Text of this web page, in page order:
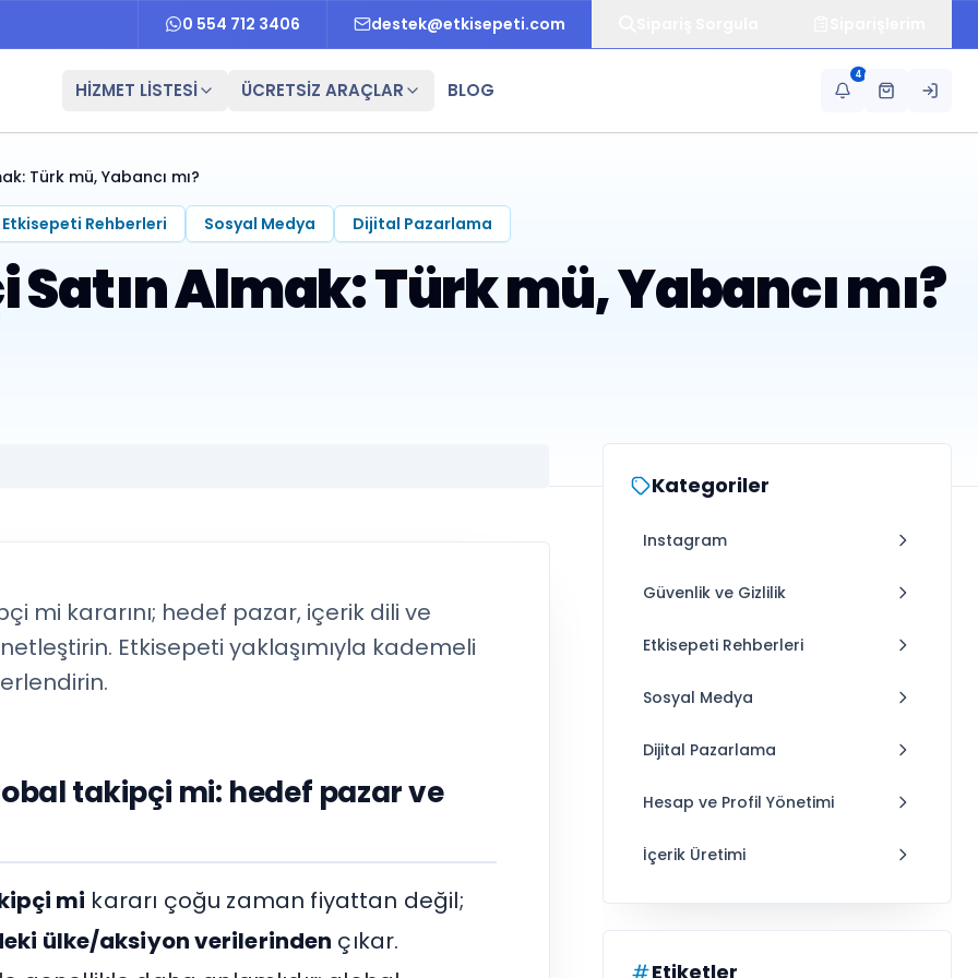
0 554 712 3406 destek@etkisepeti.com
HİZMET LİSTESİ ÜCRETSİZ ARAÇLAR BLOG
4
Türk mü, Yabancı mı?
Etkisepeti Rehberleri Sosyal Medya Dijital Pazarlama
Almak: Türk mü, Yabancı mı?
mi kararını; hedef pazar, içerik dili ve
Etkisepeti yaklaşımıyla kademeli
takipçi mi: hedef pazar ve
mi kararı çoğu zaman fiyattan değil;
ülke/aksiyon verilerinden çıkar.
Kategoriler
Instagram
Güvenlik ve Gizlilik
Etkisepeti Rehberleri
Sosyal Medya
Dijital Pazarlama
Hesap ve Profil Yönetimi
İçerik Üretimi
Etiketler